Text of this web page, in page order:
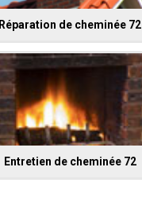
Réparation de cheminée 72
Entretien de cheminée 72